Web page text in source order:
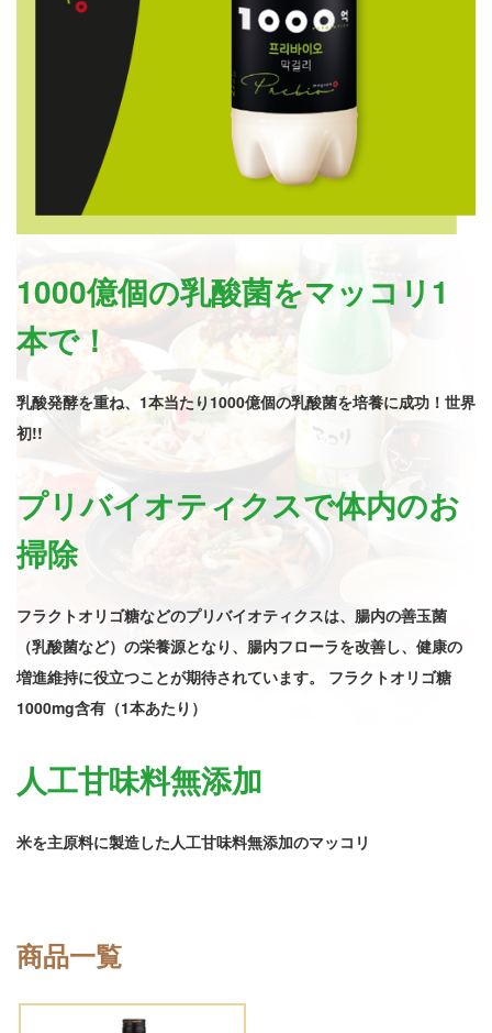
1000億個の乳酸菌をマッコリ1
本で！
乳酸発酵を重ね、1本当たり1000億個の乳酸菌を培養に成功！世界
初!!
プリバイオティクスで体内のお
掃除
フラクトオリゴ糖などのプリバイオティクスは、腸内の善玉菌
（乳酸菌など）の栄養源となり、腸内フローラを改善し、健康の
増進維持に役立つことが期待されています。
フラクトオリゴ糖
1000mg含有（1本あたり）
人工甘味料無添加
米を主原料に製造した人工甘味料無添加のマッコリ
商品一覧